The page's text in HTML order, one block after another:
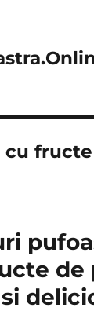
cu
de